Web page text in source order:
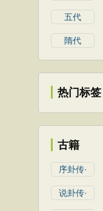
五代
隋代
热门标签
古籍
序卦传·
说卦传·